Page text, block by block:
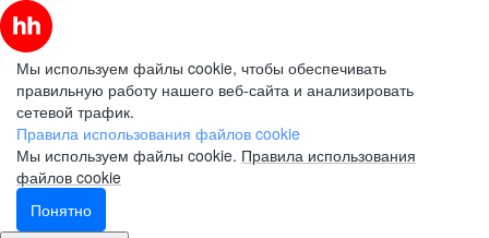
Мы используем файлы cookie, чтобы обеспечивать
правильную работу нашего веб-сайта и анализировать
сетевой трафик.
Правила использования файлов cookie
Мы используем файлы cookie. Правила использования
файлов cookie
Понятно